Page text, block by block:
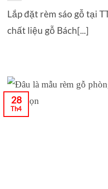
Lắp đặt rèm sáo gỗ tại
chất liệu gỗ Bách[...]
28
Th4